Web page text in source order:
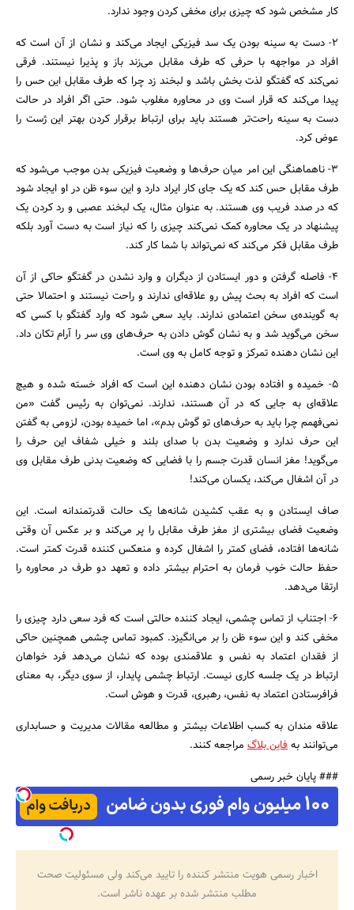
جستجو
کار مشخص شود که چیزی برای مخفی کردن وجود ندارد.
2- دست به سینه بودن یک سد فیزیکی ایجاد می‌کند و نشان از آن است که
افراد در مواجهه با حرفی که طرف مقابل می‌زند باز و پذیرا نیستند. فرقی
نمی‌کند که گفتگو لذت بخش باشد و لبخند زد چرا که طرف مقابل این حس را
پیدا می‌کند که قرار است وی در محاوره مغلوب شود. حتی اگر افراد در حالت
دست به سینه راحت‌تر هستند باید برای ارتباط برقرار کردن بهتر این ژست را
عوض کرد.
3- ناهماهنگی این امر میان حرف‌ها و وضعیت فیزیکی بدن موجب می‌شود که
طرف مقابل حس کند که یک جای کار ایراد دارد و این سوء ظن در او ایجاد شود
که در صدد فریب وی هستند. به عنوان مثال، یک لبخند عصبی و رد کردن یک
پیشنهاد در یک محاوره کمک نمی‌کند چیزی را که نیاز است به دست آورد بلکه
طرف مقابل فکر می‌کند که نمی‌تواند با شما کار کند.
4- فاصله گرفتن و دور ایستادن از دیگران و وارد نشدن در گفتگو حاکی از آن
است که افراد به بحث پیش رو علاقه‌ای ندارند و راحت نیستند و احتمالا حتی
به گوینده‌ی سخن اعتمادی ندارند. باید سعی شود که وارد گفتگو با کسی که
سخن می‌گوید شد و به نشان گوش دادن به حرف‌های وی سر را آرام تکان داد.
این نشان دهنده تمرکز و توجه کامل به وی است.
5- خمیده و افتاده بودن نشان دهنده این است که افراد خسته شده و هیچ
علاقه‌ای به جایی که در آن هستند، ندارند. نمی‌توان به رئیس گفت «من
نمی‌فهمم چرا باید به حرف‌های تو گوش بدم»، اما خمیده بودن، لزومی به گفتن
این حرف ندارد و وضعیت بدن با صدای بلند و خیلی شفاف این حرف را
می‌گوید! مغز انسان قدرت جسم را با فضایی که وضعیت بدنی طرف مقابل وی
در آن اشغال می‌کند، یکسان می‌کند!
صاف ایستادن و به عقب کشیدن شانه‌ها یک حالت قدرتمندانه است. این
وضعیت فضای بیشتری از مغز طرف مقابل را پر می‌کند و بر عکس آن وقتی
شانه‌ها افتاده، فضای کمتر را اشغال کرده و منعکس کننده قدرت کمتر است.
حفظ حالت خوب فرمان به احترام بیشتر داده و تعهد دو طرف در محاوره را
ارتقا می‌دهد.
6- اجتناب از تماس چشمی، ایجاد کننده حالتی است که فرد سعی دارد چیزی را
مخفی کند و این سوء ظن را بر می‌انگیزد. کمبود تماس چشمی همچنین حاکی
از فقدان اعتماد به نفس و علاقمندی بوده که نشان می‌دهد فرد خواهان
ارتباط در یک جلسه کاری نیست. ارتباط چشمی پایدار، از سوی دیگر، به معنای
فرافرستادن اعتماد به نفس، رهبری، قدرت و هوش است.
علاقه مندان به کسب اطلاعات بیشتر و مطالعه مقالات مدیریت و حسابداری
می‌توانند بهفاین بلاگ مراجعه کنند.
### پایان خبر رسمی
اخبار رسمی هویت منتشر کننده را تایید می‌کند ولی مسئولیت صحت
مطلب منتشر شده بر عهده ناشر است.